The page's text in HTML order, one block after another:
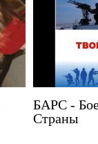
БАРС -
Страны